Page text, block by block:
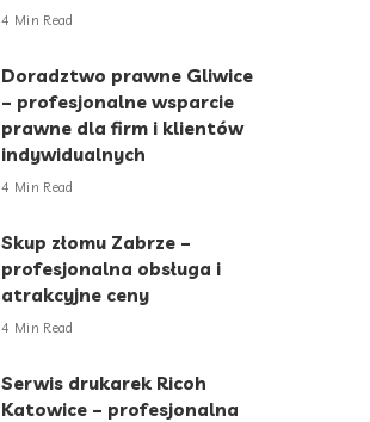
4 Min Read
Doradztwo prawne Gliwice
– profesjonalne wsparcie
prawne dla firm i klientów
indywidualnych
4 Min Read
Skup złomu Zabrze –
profesjonalna obsługa i
atrakcyjne ceny
4 Min Read
Serwis drukarek Ricoh
Katowice – profesjonalna